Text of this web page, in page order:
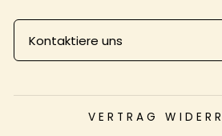
Kontaktiere uns
VERTRAG